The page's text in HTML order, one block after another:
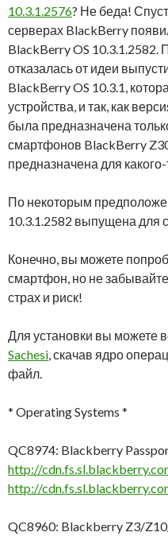
10.3.1.2576? Не беда!
серверах BlackBerry
BlackBerry OS
отказалась от идеи
BlackBerry OS 10.3.1,
устройства, и так, как
была предназначена
смартфонов BlackBerry
предназначена для
По некоторым
10.3.1.2582 выпущена для
Конечно, вы можете
смартфон, но не
страх и риск!
Для установки вы можете
Sachesi, скачав ядро
файл.
* Operating Systems *
QC8974: Blackberry
http://
http://
QC8960: Blackberry Z3/